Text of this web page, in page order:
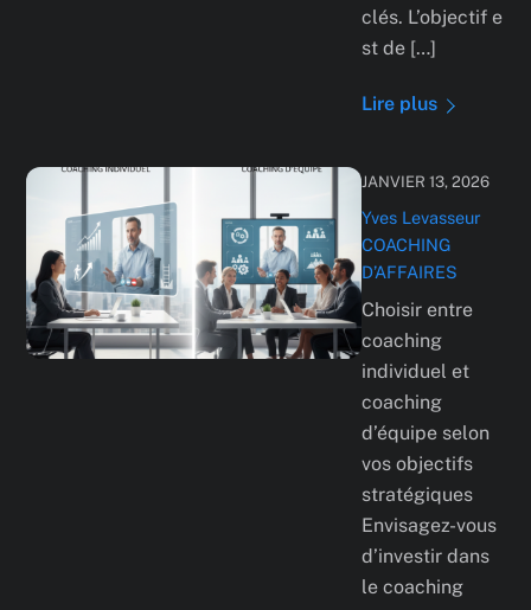
clés. L’objectif e
st de […]
Lire plus
JANVIER 13, 2026
Yves Levasseur
COACHING
D’AFFAIRES
Choisir entre
coaching
individuel et
coaching
d’équipe selon
vos objectifs
stratégiques
Envisagez-vous
d’investir dans
le coaching